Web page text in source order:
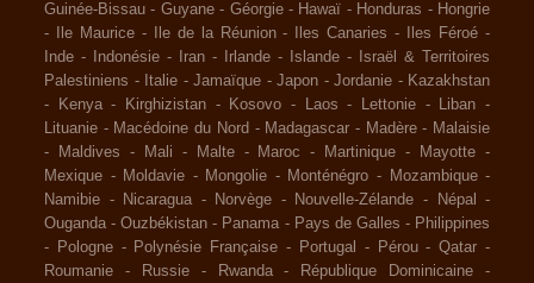
Guinée-Bissau - Guyane - Géorgie - Hawaï - Honduras - Hongrie
-
Ile Maurice - Ile de la Réunion - Iles Canaries - Iles Féroé -
Inde - Indonésie - Iran - Irlande - Islande -
Israël & Territoires
Palestiniens - Italie - Jamaïque - Japon - Jordanie - Kazakhstan
-
Kenya - Kirghizistan - Kosovo - Laos - Lettonie - Liban -
Lituanie - Macédoine du Nord - Madagascar - Madère - Malaisie
-
Maldives - Mali - Malte - Maroc - Martinique - Mayotte -
Mexique - Moldavie - Mongolie - Monténégro - Mozambique -
Namibie - Nicaragua - Norvège - Nouvelle-Zélande - Népal
-
Ouganda -Ouzbékistan - Panama - Pays de Galles - Philippines
-
Pologne - Polynésie Française - Portugal - Pérou -Qatar -
Roumanie
- Russie - Rwanda - République Dominicaine -